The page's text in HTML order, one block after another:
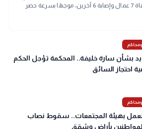
الجيزة، والذي أسفر عن وفاة 7 عمال وإصابة 6 آخرين، موجهًا بسرعة حصر
إجراءات الدعم والرعاية الاجتماعية.
بشأن سارة خليفة.. المحكمة تؤجل الحكم
احتجاز السائق
بهيئة المجتمعات.. سقوط نصاب
بأراضٍ وشقق